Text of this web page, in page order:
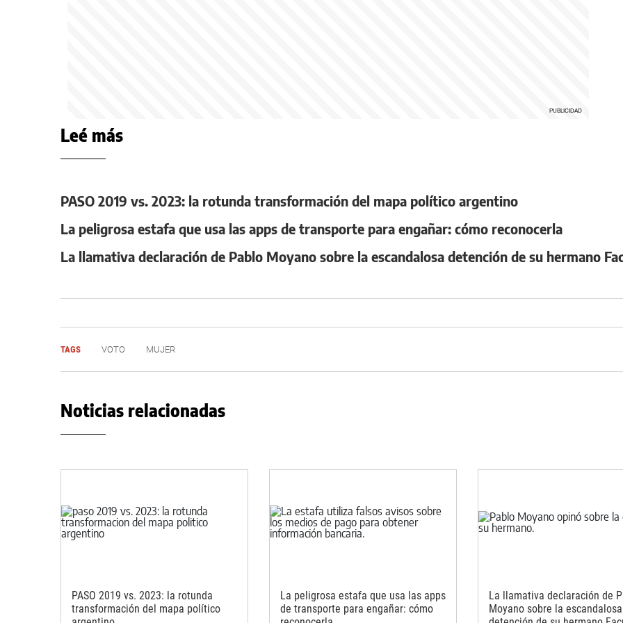
Leé más
PASO 2019 vs. 2023: la rotunda transformación del mapa político argentino
La peligrosa estafa que usa las apps de transporte para engañar: cómo reconocerla
La llamativa declaración de Pablo Moyano sobre la escandalosa detención de su hermano
TAGS VOTO MUJER
Noticias relacionadas
PASO 2019 vs. 2023: la rotunda
transformación del mapa político
La peligrosa estafa que usa las apps
de transporte para engañar: cómo
La llamativa declaración de
Moyano sobre la escandalosa